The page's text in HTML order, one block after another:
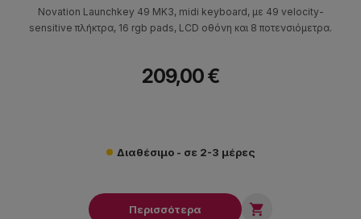
Novation Launchkey 49 MK3, midi keyboard, με 49 velocity-
sensitive πλήκτρα, 16 rgb pads, LCD οθόνη και 8 ποτενσιόμετρα.
209,00 €
Διαθέσιμο - σε 2-3 μέρες
Περισσότερα 